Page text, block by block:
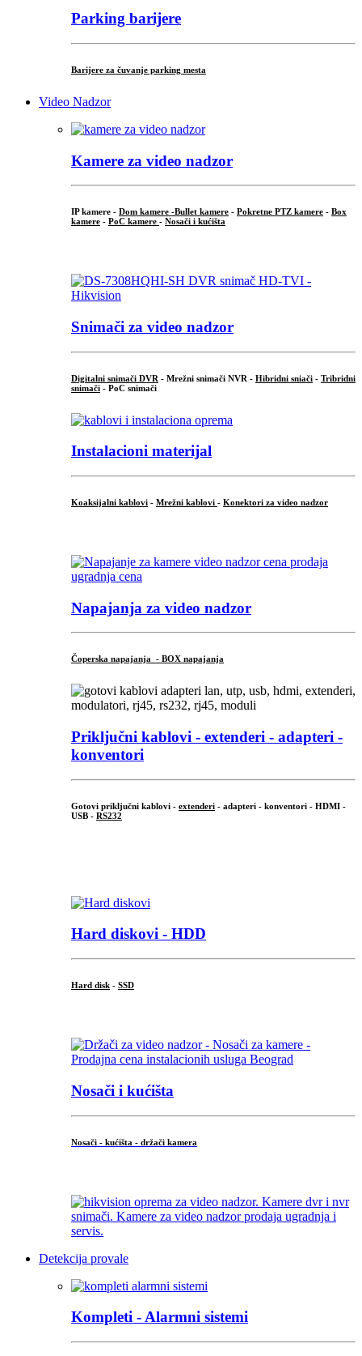
Parking barijere
Barijere za čuvanje parking mesta
Video Nadzor
Kamere za video nadzor
IP kamere - Dom kamere -Bullet kamere - Pokretne PTZ kamere - Box
kamere - PoC kamere - Nosači i kućišta
Snimači za video nadzor
Digitalni snimači DVR - Mrežni snimači NVR - Hibridni sniači - Tribridni
snimači - PoC snimači
Instalacioni materijal
Koaksijalni kablovi - Mrežni kablovi - Konektori za video nadzor
Napajanja za video nadzor
Čoperska napajanja - BOX napajanja
Priključni kablovi - extenderi - adapteri -
konventori
Gotovi priključni kablovi - extenderi - adapteri - konventori - HDMI -
USB - RS232
Hard diskovi - HDD
Hard disk - SSD
Nosači i kućišta
Nosači - kućišta - držači kamera
Detekcija provale
Kompleti - Alarmni sistemi